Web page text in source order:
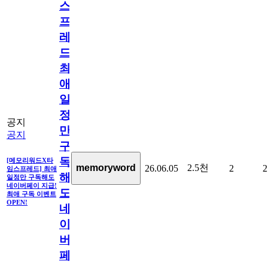
공지
공지
[메모리워드X타
임스프레드] 최애
일정만 구독해도
네이버페이 지급!
최애 구독 이벤트
OPEN!
스
프
레
드]
최
애
일
정
만
구
독
해
도
네
이
버
페
memoryword 26.06.05 2.5천 2 2